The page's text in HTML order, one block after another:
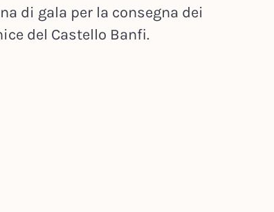
di gala per la consegna dei
del Castello Banfi.